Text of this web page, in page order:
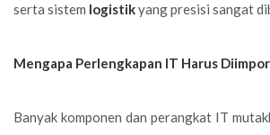
serta sistem logistikyang presisi sangat
Mengapa Perlengkapan IT Harus
Banyak komponen dan perangkat IT